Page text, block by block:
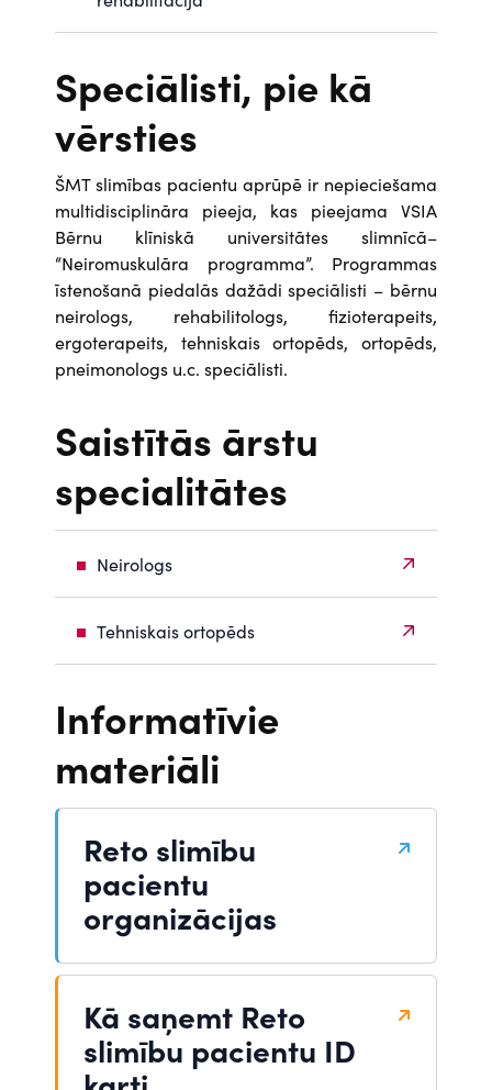
Speciālisti, pie kā
vērsties
ŠMT slimības pacientu aprūpē ir nepieciešama
multidisciplināra pieeja, kas pieejama VSIA
Bērnu klīniskā universitātes slimnīcā–
“Neiromuskulāra programma”. Programmas
īstenošanā piedalās dažādi speciālisti – bērnu
neirologs, rehabilitologs, fizioterapeits,
ergoterapeits, tehniskais ortopēds, ortopēds,
pneimonologs u.c. speciālisti.
Saistītās ārstu
specialitātes
Neirologs
Tehniskais ortopēds
Informatīvie
materiāli
Reto slimību
pacientu
organizācijas
Kā saņemt Reto
slimību pacientu ID